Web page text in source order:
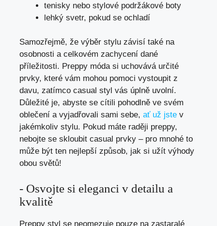
tenisky nebo ⁤stylové podržákové boty
lehký svetr,⁣ pokud ⁤se ⁤ochladí
Samozřejmě, že výběr stylu závisí také na
osobnosti ​a celkovém zachycení dané
‍příležitosti. Preppy ⁤móda si‌ uchovává určité
prvky, které vám mohou pomoci vystoupit z
davu, zatímco ⁣casual styl vás úplně‍ uvolní.
Důležité je, abyste se cítili pohodlně ve svém
⁣oblečení‍ a vyjadřovali ​sami sebe, ať ​už jste v
jakémkoliv stylu.‌ Pokud máte raději preppy,
nebojte se skloubit casual ⁣prvky⁤ – pro mnohé‌ to
může⁤ být ten nejlepší⁤ způsob,⁤ jak si‌ užít výhody
obou světů!
-​ Osvojte si eleganci v detailu a‍
kvalitě
Preppy styl se neomezuje pouze na zastaralé